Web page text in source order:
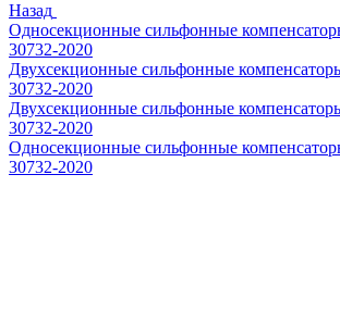
Назад
Односекционные сильфонные
30732-2020
Двухсекционные сильфонные
30732-2020
Двухсекционные сильфонные
30732-2020
Односекционные сильфонные
30732-2020